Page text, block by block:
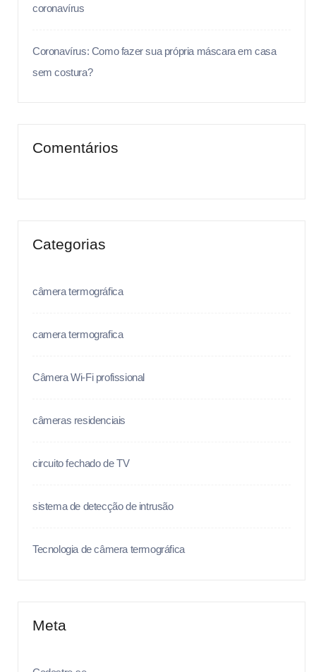
coronavírus
Coronavírus: Como fazer sua própria máscara em casa
sem costura?
Comentários
Categorias
câmera termográfica
camera termografica
Câmera Wi-Fi profissional
câmeras residenciais
circuito fechado de TV
sistema de detecção de intrusão
Tecnologia de câmera termográfica
Meta